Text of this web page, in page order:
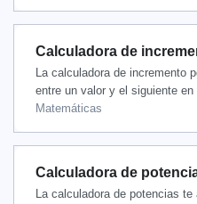
Calculadora de
La calculadora de incremento
entre un valor y el siguiente
Matemáticas
Calculadora de
La calculadora de potencias